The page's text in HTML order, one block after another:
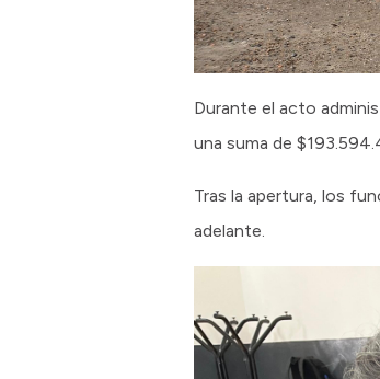
Durante el acto
una suma de
Tras la apertura, los
adelante.